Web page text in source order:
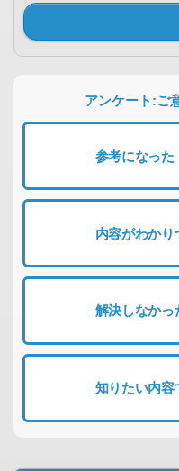
アンケート:ご
参考になった
内容がわかり
解決しなかっ
知りたい内容